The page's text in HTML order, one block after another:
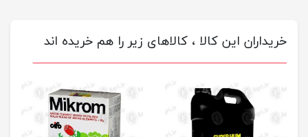
خریداران این کالا ، کالاهای زیر را هم خریده اند